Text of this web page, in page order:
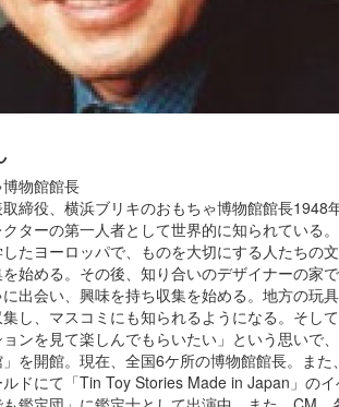
物館館長
締役、横浜ブリキのおもちゃ博物館館長1948
ターの第一人者として世界的に知られている。
たヨーロッパで、ものを大切にする人たちの
始める。その後、知り合いのデザイナーの家
出会い、興味を持ち収集を始める。地方の玩
し、マスコミにも知られるようになる。そし
ョンを見て楽しんでもらいたい」という思いで
を開館。現在、全国6ケ所の博物館館長。ま
ドにて「Tin Toy Stories Made in Japan」の